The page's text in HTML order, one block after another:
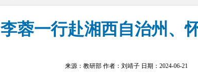
李蓉一行赴湘西自治州、
来源：教研部 作者：刘靖子 日期：2024-06-21